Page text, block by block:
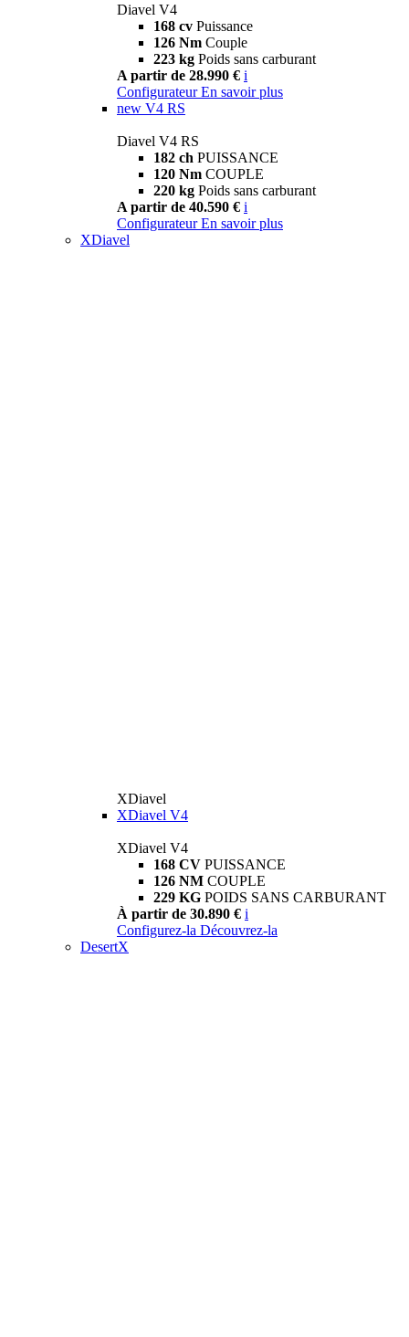
Diavel V4
168 cv Puissance
126 Nm Couple
223 kg Poids sans carburant
A partir de 28.990 € i
Configurateur En savoir plus
new V4 RS
Diavel V4 RS
182 ch PUISSANCE
120 Nm COUPLE
220 kg Poids sans carburant
A partir de 40.590 € i
Configurateur En savoir plus
XDiavel
XDiavel
XDiavel V4
XDiavel V4
168 CV PUISSANCE
126 NM COUPLE
229 KG POIDS SANS CARBURANT
À partir de 30.890 € i
Configurez-la Découvrez-la
DesertX